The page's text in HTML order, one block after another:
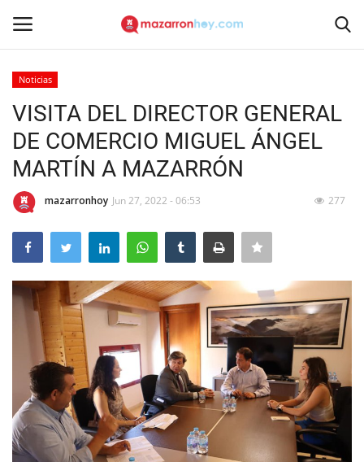
Inicio
Noticias
Entrevistas
Reportajes
Empresas
Mapa de Mazarrón
Noticias
VISITA DEL DIRECTOR GENERAL
DE COMERCIO MIGUEL ÁNGEL
MARTÍN A MAZARRÓN
mazarronhoy Jun 27, 2022 - 06:53 277